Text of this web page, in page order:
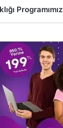
Programımız